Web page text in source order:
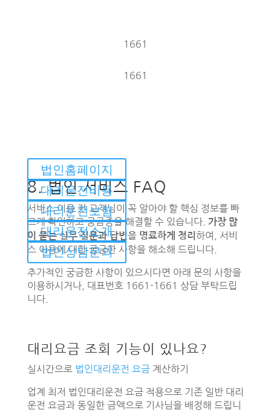
1661
1661
8. 법인 서비스 FAQ
서비스 이용 전 고객님이 꼭 알아야 할 핵심 정보를 빠
르게 확인하고 궁금증을 해결할 수 있습니다.
가장 많
이 묻는 실무 질문과 답변을 명료하게 정리 하여, 서비
스 이용에 대한 궁금한 사항을 해소해 드립니다.
추가적인 궁금한 사항이 있으시다면 아래 문의 사항을
이용하시거나, 대표번호 1661-1661 상담 부탁드립
니다.
대리요금 조회 기능이 있나요?
실시간으로 법인대리운전 요금계산하기
업계 최저 법인대리운전 요금 적용으로 기존 일반 대리
운전 요금과 동일한 금액으로 기사님을 배정해 드립니
법인홈페이지
대리운전비용
대리운전보험
대리운전소개
법인상담문의